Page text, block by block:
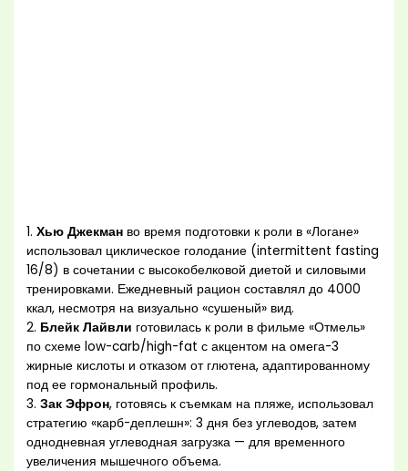
1.Хью Джекман во время подготовки к роли в «Логане»
использовал циклическое голодание (intermittent fasting
16/8) в сочетании с высокобелковой диетой и силовыми
тренировками. Ежедневный рацион составлял до 4000
ккал, несмотря на визуально «сушеный» вид.
2. Блейк Лайвли готовилась к роли в фильме «Отмель»
по схеме low-carb/high-fat с акцентом на омега-3
жирные кислоты и отказом от глютена, адаптированному
под ее гормональный профиль.
3.Зак Эфрон, готовясь к съемкам на пляже, использовал
стратегию «карб-деплешн»: 3 дня без углеводов, затем
однодневная углеводная загрузка — для временного
увеличения мышечного объема.